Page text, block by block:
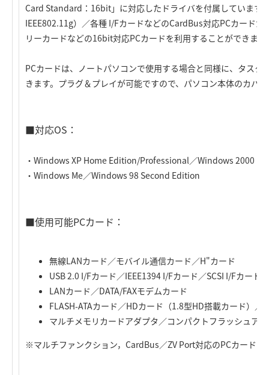
Card Standard：16bit」に対応したドライバを付属しています
IEEE802.11g）／各種 I/FカードなどのCardBus対応PCカード
リーカードなどの16bit対応PCカードを利用することができます
PCカードは、ノートパソコンで使用する場合と同様に、タス
きます。プラグ＆プレイが可能ですので、パソコン本体のカバ
■対応OS：
・Windows XP Home Edition/Professional／Windows 2000
・Windows Me／Windows 98 Second Edition
■使用可能PCカード：
無線LANカード／モバイル通信カード／H"カード
USB 2.0 I/Fカード／IEEE1394 I/Fカード／SCSI I/Fカード
LANカード／DATA/FAXモデムカード
FLASH-ATAカード／HDカード（1.8型HD搭載カード）／
マルチメモリカードアダプタ／コンパクトフラッシュア
※マルチファンクション，CardBus／ZV Port対応のPCカードは